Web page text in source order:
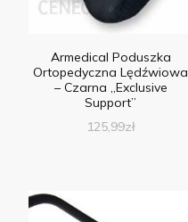
Armedical Poduszka
Ortopedyczna Lędźwiowa
– Czarna „Exclusive
Support”
125,99zł